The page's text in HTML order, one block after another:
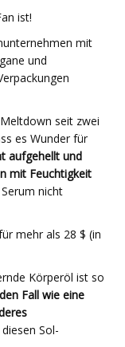
ist!
mit
und
seit zwei
es Wunder für
aufgehellt und
mit Feuchtigkeit
nicht
mehr als 28 $ (in
Körperöl ist so
Fall wie eine
Sol-